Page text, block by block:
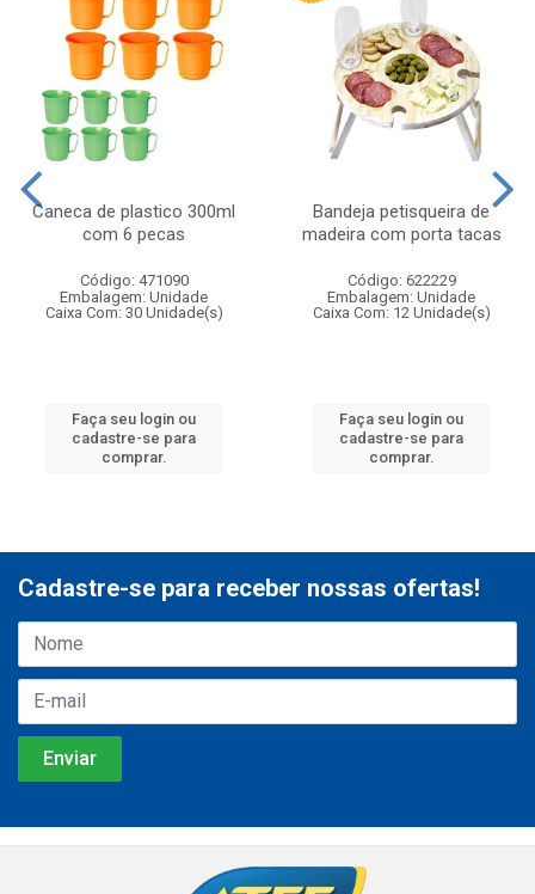
Caneca de plastico 300ml
com 6 pecas
Código: 471090
Embalagem: Unidade
Caixa Com: 30 Unidade(s)
Faça seu login ou
cadastre-se para
comprar.
Bandeja petisqueira de
madeira com porta tacas
Código: 622229
Embalagem: Unidade
Caixa Com: 12 Unidade(s)
Faça seu login ou
cadastre-se para
comprar.
Cadastre-se para receber nossas ofertas!